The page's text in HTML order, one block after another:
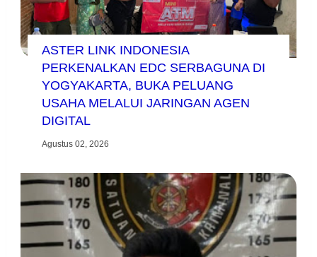
ASTER LINK INDONESIA
PERKENALKAN EDC SERBAGUNA DI
YOGYAKARTA, BUKA PELUANG
USAHA MELALUI JARINGAN AGEN
DIGITAL
Agustus 02, 2026